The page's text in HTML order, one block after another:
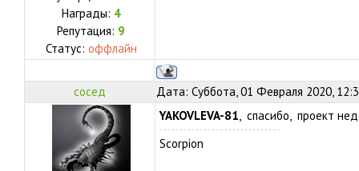
Награды: 4
Репутация: 9
Статус: оффлайн
сосед
Дата: Суббота, 01 Февраля 2020,
YAKOVLEVA-81, спасибо, проект
Scorpion